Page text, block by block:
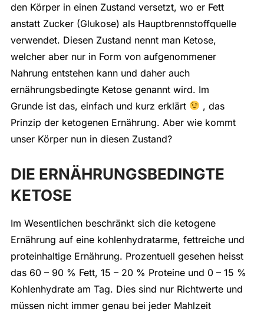
den Körper in einen Zustand versetzt, wo er Fett
anstatt Zucker (Glukose) als Hauptbrennstoffquelle
verwendet. Diesen Zustand nennt man Ketose,
welcher aber nur in Form von aufgenommener
Nahrung entstehen kann und daher auch
ernährungsbedingte Ketose genannt wird. Im
Grunde ist das, einfach und kurz erklärt
, das
Prinzip der ketogenen Ernährung. Aber wie kommt
unser Körper nun in diesen Zustand?
DIE ERNÄHRUNGSBEDINGTE
KETOSE
Im Wesentlichen beschränkt sich die ketogene
Ernährung auf eine kohlenhydratarme, fettreiche und
proteinhaltige Ernährung. Prozentuell gesehen heisst
das 60 – 90 % Fett, 15 – 20 % Proteine und 0 – 15 %
Kohlenhydrate am Tag. Dies sind nur Richtwerte und
müssen nicht immer genau bei jeder Mahlzeit